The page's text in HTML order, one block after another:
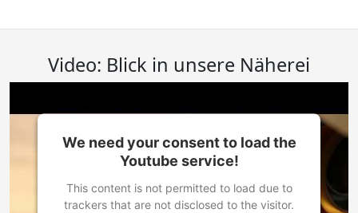
Video: Blick in unsere Näherei
We need your consent to load the
Youtube service!
This content is not permitted to load due to
trackers that are not disclosed to the visitor.